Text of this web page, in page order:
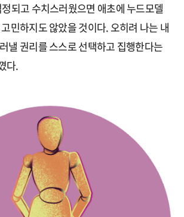
되고 수치스러웠으면 애초에 누드모델
민하지도 않았을 것이다. 오히려 나는 내
낼 권리를 스스로 선택하고 집행한다는
다.